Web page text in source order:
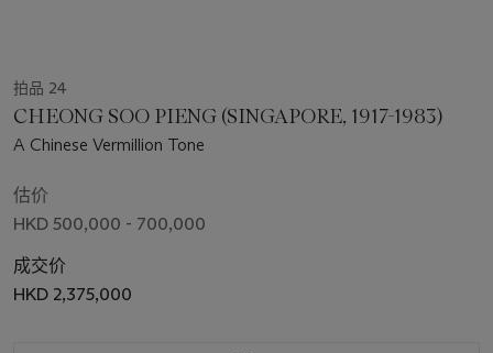
拍品 24
CHEONG SOO PIENG (SINGAPORE, 1917-1983)
A Chinese Vermillion Tone
估价
HKD 500,000 - 700,000
成交价
HKD 2,375,000